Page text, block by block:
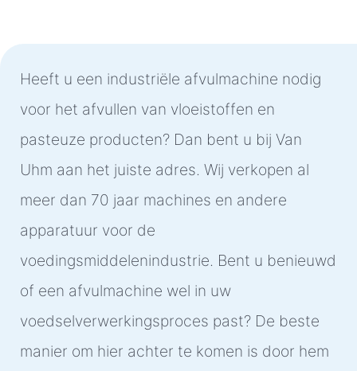
Heeft u een industriële afvulmachine nodig
voor het afvullen van vloeistoffen en
pasteuze producten? Dan bent u bij Van
Uhm aan het juiste adres. Wij verkopen al
meer dan 70 jaar machines en andere
apparatuur voor de
voedingsmiddelenindustrie. Bent u benieuwd
of een afvulmachine wel in uw
voedselverwerkingsproces past? De beste
manier om hier achter te komen is door hem